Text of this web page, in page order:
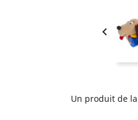

Un produit de